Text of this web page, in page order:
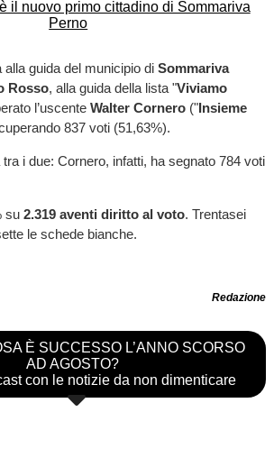
guida del municipio di Sommariva
Rosso, alla guida della lista "Viviamo
l’uscente Walter Cornero("Insieme
837 voti (51,63%).
i due: Cornero, infatti, ha segnato 784 voti
su 2.319 aventi diritto al voto. Trentasei
le schede bianche.
Redazione
È SUCCESSO L’ANNO SCORSO
AD AGOSTO?
con le notizie da non dimenticare